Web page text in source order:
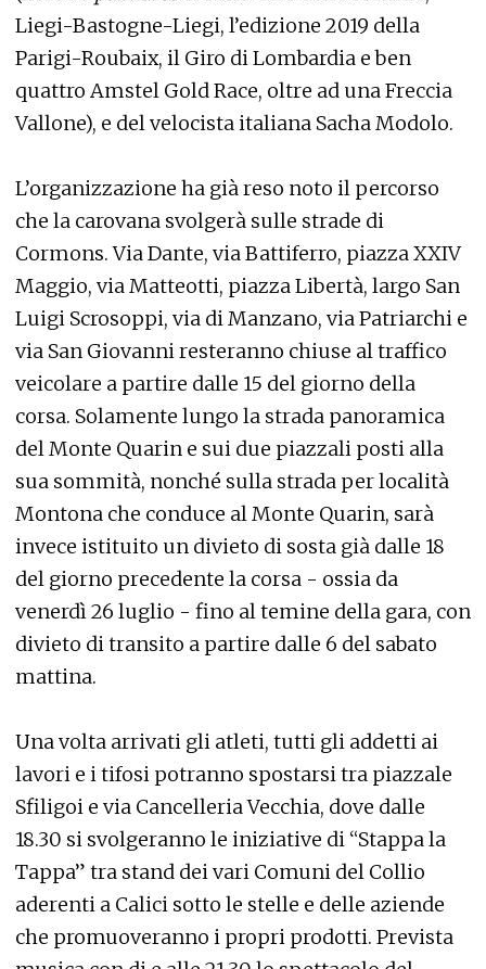
Liegi-Bastogne-Liegi, l’edizione 2019 della
Parigi-Roubaix, il Giro di Lombardia e ben
quattro Amstel Gold Race, oltre ad una Freccia
Vallone), e del velocista italiana Sacha Modolo.
L’organizzazione ha già reso noto il percorso
che la carovana svolgerà sulle strade di
Cormons. Via Dante, via Battiferro, piazza XXIV
Maggio, via Matteotti, piazza Libertà, largo San
Luigi Scrosoppi, via di Manzano, via Patriarchi e
via San Giovanni resteranno chiuse al traffico
veicolare a partire dalle 15 del giorno della
corsa. Solamente lungo la strada panoramica
del Monte Quarin e sui due piazzali posti alla
sua sommità, nonché sulla strada per località
Montona che conduce al Monte Quarin, sarà
invece istituito un divieto di sosta già dalle 18
del giorno precedente la corsa - ossia da
venerdì 26 luglio - fino al temine della gara, con
divieto di transito a partire dalle 6 del sabato
mattina.
Una volta arrivati gli atleti, tutti gli addetti ai
lavori e i tifosi potranno spostarsi tra piazzale
Sfiligoi e via Cancelleria Vecchia, dove dalle
18.30 si svolgeranno le iniziative di “Stappa la
Tappa” tra stand dei vari Comuni del Collio
aderenti a Calici sotto le stelle e delle aziende
che promuoveranno i propri prodotti. Prevista